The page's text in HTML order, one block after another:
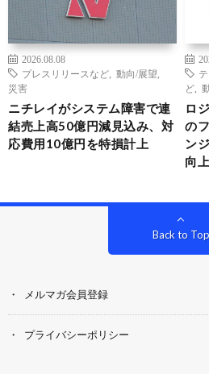
2026.08.08
プレスリリースなど
動向/展望
災害
ニチレイがシステム障害で連
結売上高50億円減見込み、対
応費用10億円を特損計上
ど
ロ
の
ン
向
Back to Top
メルマガ会員登録
プライバシーポリシー